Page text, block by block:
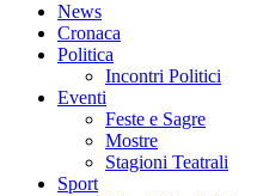
News
Cronaca
Politica
Incontri Politici
Eventi
Feste e Sagre
Mostre
Stagioni Teatrali
Sport